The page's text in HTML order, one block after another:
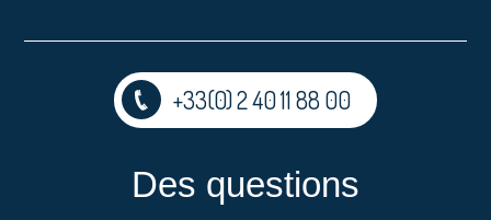
+33(0) 2 40 11 88 00
Des questions